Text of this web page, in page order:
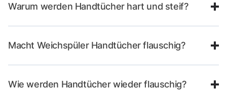
Warum werden Handtücher hart und steif?
Macht Weichspüler Handtücher flauschig?
Wie werden Handtücher wieder flauschig?